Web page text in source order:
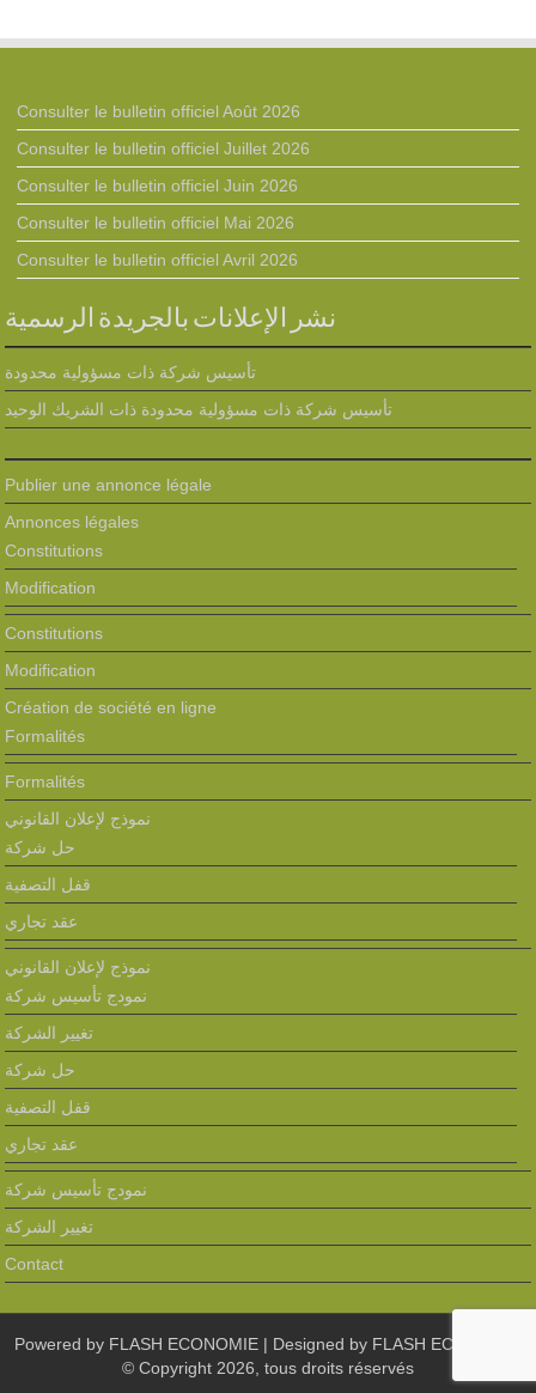
Consulter le bulletin officiel Août 2026
Consulter le bulletin officiel Juillet 2026
Consulter le bulletin officiel Juin 2026
Consulter le bulletin officiel Mai 2026
Consulter le bulletin officiel Avril 2026
نشر الإعلانات بالجريدة الرسمية
تأسيس شركة ذات مسؤولية محدودة
تأسيس شركة ذات مسؤولية محدودة ذات الشريك الوحيد
Publier une annonce légale
Annonces légales
Constitutions
Modification
Constitutions
Modification
Création de société en ligne
Formalités
Formalités
نموذج لإعلان القانوني
حل شركة
قفل التصفية
عقد تجاري
نموذج لإعلان القانوني
نمودج تأسيس شركة
تغيير الشركة
حل شركة
قفل التصفية
عقد تجاري
نمودج تأسيس شركة
تغيير الشركة
Contact
Powered by FLASH ECONOMIE | Designed by FLASH ECONOMIE
© Copyright 2026, tous droits réservés